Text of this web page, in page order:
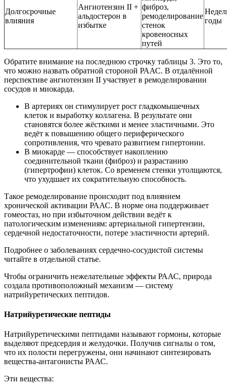
Долгосрочные
влияния
Ангиотензин II +
альдостерон в
избытке
фиброз,
ремоделирование
стенок
кровеносных
путей
годы
Обратите внимание на последнюю строчку таблицы 3. Это то,
что можно назвать обратной стороной РААС. В отдалённой
перспективе ангиотензин II участвует в ремоделировании
сосудов и миокарда.
В артериях он стимулирует рост гладкомышечных
клеток и выработку коллагена. В результате они
становятся более жёсткими и менее эластичными. Это
ведёт к повышению общего периферического
сопротивления, что чревато развитием гипертонии.
В миокарде — способствует накоплению
соединительной ткани (фиброз) и разрастанию
(гипертрофии) клеток. Со временем стенки утолщаются,
что ухудшает их сократительную способность.
Такое ремоделирование происходит под влиянием
хронической активации РААС. В норме она поддерживает
гомеостаз, но при избыточном действии ведёт к
патологическим изменениям: артериальной гипертензии,
сердечной недостаточности, потере эластичности артерий.
Подробнее о заболеваниях сердечно-сосудистой системы
читайте в отдельной статье.
Чтобы ограничить нежелательные эффекты РААС, природа
создала противоположный механизм — систему
натрийуретических пептидов.
Натрийуретические пептиды
Натрийуретическими пептидами называют гормоны, которые
выделяют предсердия и желудочки. Получив сигналы о том,
что их полости перегружены, они начинают синтезировать
вещества-антагонисты РААС.
Эти вещества: